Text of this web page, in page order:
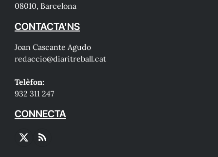
08010, Barcelona
CONTACTA'NS
Joan Cascante Agudo
redaccio@diaritreball.cat
Telèfon:
932 311 247
CONNECTA
X
RSS